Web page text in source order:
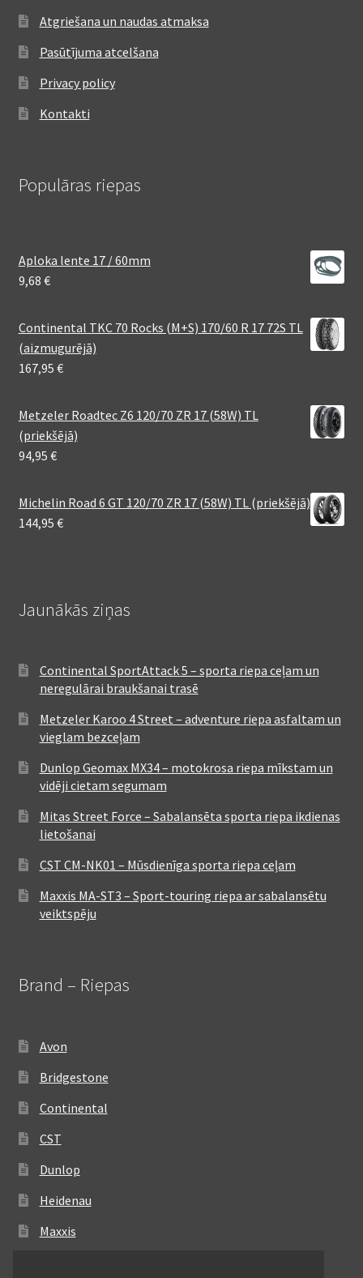
Atgriešana un naudas atmaksa
Pasūtījuma atcelšana
Privacy policy
Kontakti
Populāras riepas
Aploka lente 17 / 60mm
9,68 €
Continental TKC 70 Rocks (M+S) 170/60 R 17 72S TL
(aizmugurējā)
167,95 €
Metzeler Roadtec Z6 120/70 ZR 17 (58W) TL
(priekšējā)
94,95 €
Michelin Road 6 GT 120/70 ZR 17 (58W) TL (priekšējā)
144,95 €
Jaunākās ziņas
Continental SportAttack 5 – sporta riepa ceļam un
neregulārai braukšanai trasē
Metzeler Karoo 4 Street – adventure riepa asfaltam un
vieglam bezceļam
Dunlop Geomax MX34 – motokrosa riepa mīkstam un
vidēji cietam segumam
Mitas Street Force – Sabalansēta sporta riepa ikdienas
lietošanai
CST CM-NK01 – Mūsdienīga sporta riepa ceļam
Maxxis MA-ST3 – Sport-touring riepa ar sabalansētu
veiktspēju
Brand – Riepas
Avon
Bridgestone
Continental
CST
Dunlop
Heidenau
Maxxis